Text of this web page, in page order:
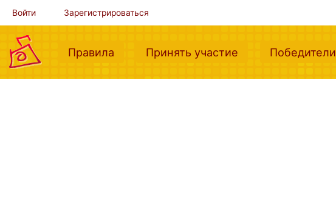
Войти Зарегистрироваться
Правила (current)Принять участие (current)Победители